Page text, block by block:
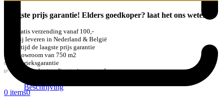
0 items0
Laagste prijs garantie! Elders goedkoper? laat het ons weten
Gratis verzending vanaf 100,-
Wij leveren in Nederland & België
Altijd de laagste prijs garantie
Showroom van 750 m2
Fabrieksgarantie
Veel producten direct uit voorraad
Beschrijving